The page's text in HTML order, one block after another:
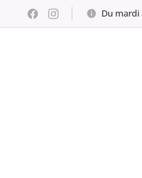
Du mardi